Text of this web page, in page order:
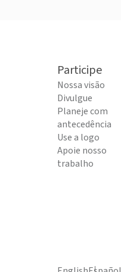
Participe
Nossa visão
Divulgue
Planeje com
antecedência
Use a logo
Apoie nosso
trabalho